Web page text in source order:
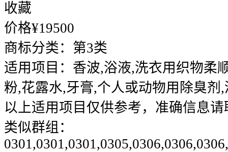
收藏
价格¥19500
商标分类： 第3类
适用项目： 香波,浴液,洗衣用织物柔
粉,花露水,牙膏,个人或动物用除臭剂
以上适用项目仅供参考，准确信息
类似群组：